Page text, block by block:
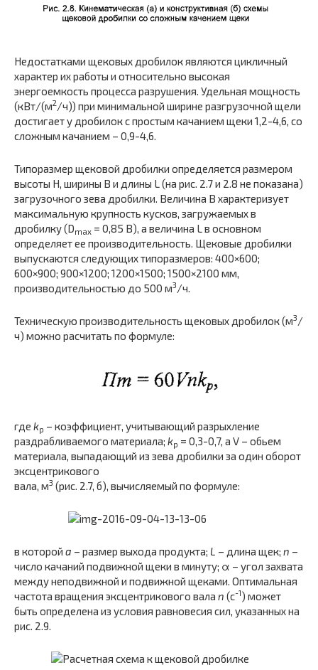
Недостатками щековых дробилок являются цикличный
характер их работы и относительно высокая
энергоемкость процесса разрушения. Удельная мощность
(кВт/(м2/ч)) при минимальной ширине разгрузочной щели
достигает у дробилок с простым качанием щеки 1,2-4,6, со
сложным качанием – 0,9-4,6.
Типоразмер щековой дробилки определяется размером
высоты H, ширины B и длины L (на рис. 2.7 и 2.8 не показана)
загрузочного зева дробилки. Величина B характеризует
максимальную крупность кусков, загружаемых в
дробилку (Dmax = 0,85 В), а величина L в основном
определяет ее производительность. Щековые дробилки
выпускаются следующих типоразмеров: 400×600;
600×900; 900×1200; 1200×1500; 1500×2100 мм,
производительностью до 500 м3/ч.
Техническую производительность щековых дробилок (м3/
ч) можно расчитать по формуле:
где kр – коэффициент, учитывающий разрыхление
раздрабливаемого материала; kр = 0,3-0,7, а V – обьем
материала, выпадающий из зева дробилки за один оборот
эксцентрикового
вала, м3 (рис. 2.7, б), вычисляемый по формуле:
в которой a – размер выхода продукта; L – длина щек; n –
число качаний подвижной щеки в минуту; α – угол захвата
между неподвижной и подвижной щеками. Оптимальная
частота вращения эксцентрикового вала n (с-1) может
быть определена из условия равновесия сил, указанных на
рис. 2.9.